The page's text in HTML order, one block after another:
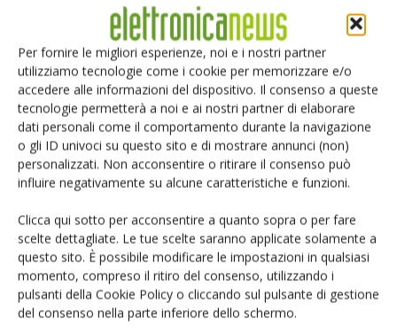
Per fornire le migliori esperienze, noi e i nostri partner
utilizziamo tecnologie come i cookie per memorizzare e/o
accedere alle informazioni del dispositivo. Il consenso a queste
tecnologie permetterà a noi e ai nostri partner di elaborare
dati personali come il comportamento durante la navigazione
o gli ID univoci su questo sito e di mostrare annunci (non)
personalizzati. Non acconsentire o ritirare il consenso può
influire negativamente su alcune caratteristiche e funzioni.
Clicca qui sotto per acconsentire a quanto sopra o per fare
scelte dettagliate. Le tue scelte saranno applicate solamente a
questo sito. È possibile modificare le impostazioni in qualsiasi
momento, compreso il ritiro del consenso, utilizzando i
pulsanti della Cookie Policy o cliccando sul pulsante di gestione
del consenso nella parte inferiore dello schermo.
Alcune “killer application” emergenti offrono ottime prospettive di
crescita per il mercato dei controllori; Renesas ci presenta una
panoramica sulle tendenze emergenti.
Il futuro è nell’analogica
Bruno Murari- 25 Ottobre 2007
L’innovazione del campo dei semiconduttori sarà sempre più